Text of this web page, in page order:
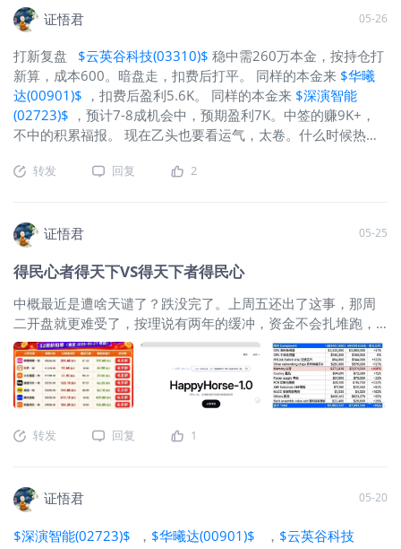
法军的优势是整体协同，军队在穿越不同地形时，能快速变换
速展开散兵，像蜂群一样缠住突然出现的对手。这就让法军可
以放开胆子快速行军。而且能不断变换队形，应对地形和敌情
的不断变化。结论是军队规模越大，地形越复杂，空间越大，
拿破仑军队的优势越大。 战斗过程是18万法军依靠超强的大部
队行军能力，快速穿越图林根林山，迂回到了普军的侧翼，把
最先进的光刻机不卖给我们，**只能被迫在成熟制程找机会。
芯片之间堆乐高，单个芯片内部还是二维布线。而**的“逻辑堆
叠”是单个芯片直接“折叠”多层。这点也只有成熟制程能做到，
封装对标博通/台积电；卡与卡之间的光速互联，包括3D折叠与
台积电/英特尔竞争。那谁，和那谁还有那谁把**踩在脚下，踩
进土里，活埋了三年，才发现，**是颗种子，生根，发芽，开
人三项。改比赛项目了。国际巨头是模块化的协同，**是被逼
的垂直一体化
证悟君 05-26
打新复盘 $云英谷科技(03310)$ 稳中需260万本金，按持仓打
新算，成本600。暗盘走，扣费后打平。 同样的本金来 $华曦
达(00901)$ ，扣费后盈利5.6K。 同样的本金来 $深演智能
(02723)$ ，预计7-8成机会中，预期盈利7K。中签的赚9K+，
不中的积累福报。 现在乙头也要看运气，太卷。什么时候热门
吧。转发 回复 2
证悟君 05-25
得民心者得天下VS得天下者得民心
中概最近是遭啥天谴了？跌没完了。上周五还出了这事，那周
二开盘就更难受了，按理说有两年的缓冲，资金不会扎堆跑，
但情绪恐慌抛盘有多少，就难说了......如果看中概基本面，蔚来
连续两季度盈利；网易Q1业绩超预期；小米过去五年投研1055
亿，未来五年投研2000亿+；比亚迪去年研发投入634亿，登顶
汽车创新报告，储能出货量全球第一；中芯国际产能在爬坡，
而不见吗？那外资加仓也算噪音吗？从13F看，城堡，德意志银
面，如果只聊AI，京东本届618将是首届全场景全产业融入AI，
应链效率/用户体验/降本。百度GPU云收入同比暴涨79%，覆盖
转发 回复 1
证悟君 05-20
$深演智能(02723)$ ， $华曦达(00901)$ ， $云英谷科技